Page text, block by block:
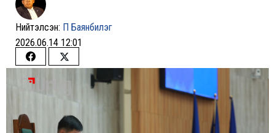
Нийтэлсэн: П Баянбилэг
2026.06.14 12:01
Share
on
Share
Twitter